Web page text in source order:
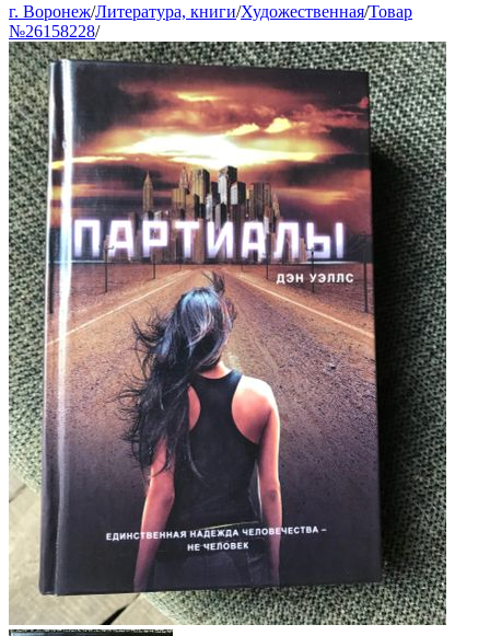
г. Воронеж/Литература, книги/Художественная/Товар
№26158228/